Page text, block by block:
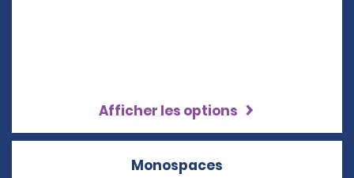
Afficher les options
Monospaces